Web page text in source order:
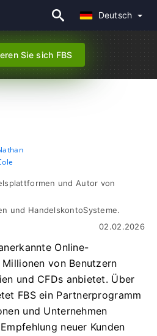
Deutsch
Sie sich FBS
und Autor von
und HandelskontoSysteme.
02.02.2026
Online-
von Benutzern
und CFDs anbietet. Über
FBS ein Partnerprogramm
und Unternehmen
neuer Kunden